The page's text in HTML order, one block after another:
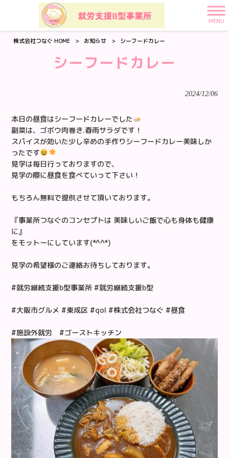
MENU
株式会社つなぐ HOME > お知らせ > シーフードカレー
シーフードカレー
2024/12/06
本日の昼食はシーフードカレーでした
副菜は、ゴボウ肉巻き.春雨サラダです！
スパイスが効いた少し辛めの手作りシーフードカレー美味しか
ったです
見学は毎日行っておりますので、
見学の際に昼食を食べていって下さい！
もちろん無料で提供させて頂いております。
『事業所つなぐのコンセプトは 美味しいご飯で心も身体も健康
に』
をモットーにしています(*^^*)
見学の希望様のご連絡お待ちしております。
#就労継続支援b型事業所 #就労継続支援b型
#大阪市グルメ #東成区 #qol #株式会社つなぐ #昼食
#施設外就労 #ゴーストキッチン